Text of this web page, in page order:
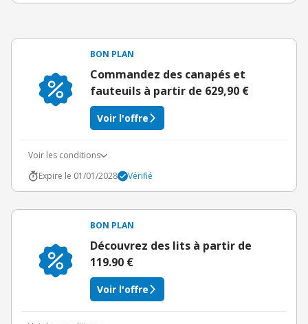
BON PLAN
Commandez des canapés et
fauteuils à partir de 629,90 €
Voir l'offre
Voir les conditions
Expire le 01/01/2028
Vérifié
BON PLAN
Découvrez des lits à partir de
119.90 €
Voir l'offre